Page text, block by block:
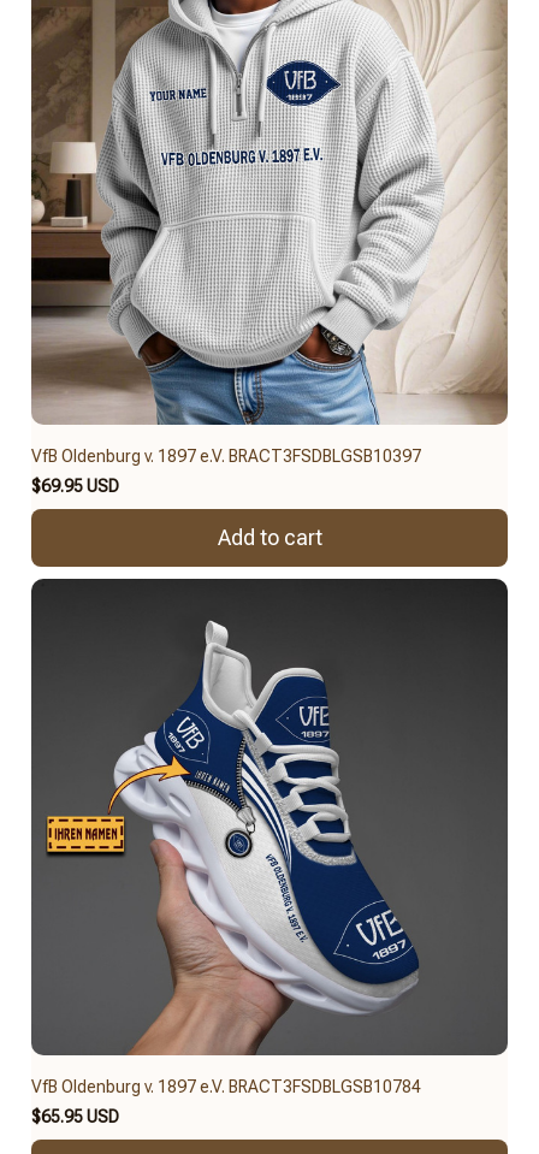
VfB Oldenburg v. 1897 e.V. BRACT3FSDBLGSB10397
$69.95 USD
Add to cart
VfB Oldenburg v. 1897 e.V. BRACT3FSDBLGSB10784
$65.95 USD